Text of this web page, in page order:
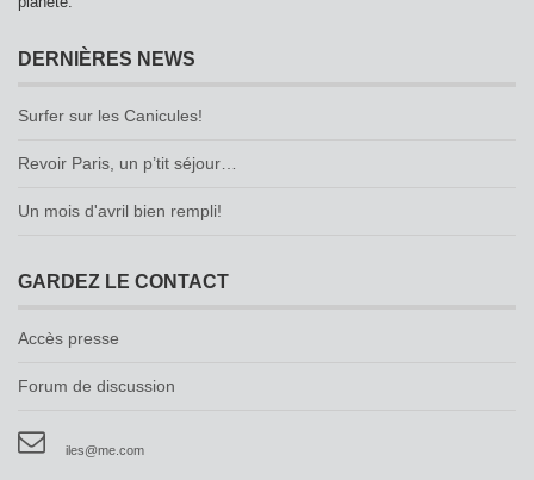
DERNIÈRES NEWS
Surfer sur les Canicules!
Revoir Paris, un p’tit séjour…
Un mois d'avril bien rempli!
GARDEZ LE CONTACT
Accès presse
Forum de discussion
iles@me.com